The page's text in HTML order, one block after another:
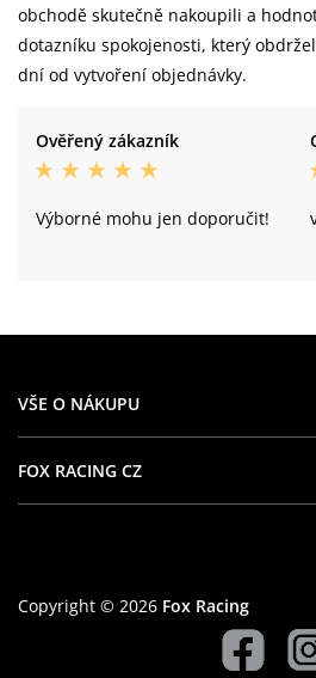
obchodě skutečně nakoupili a
dotazníku spokojenosti, který
dní od vytvoření objednávky.
Ověřený zákazník
Výborné mohu jen doporučit!
VŠE O NÁKUPU
FOX RACING CZ
Copyright © 2026 Fox Racing